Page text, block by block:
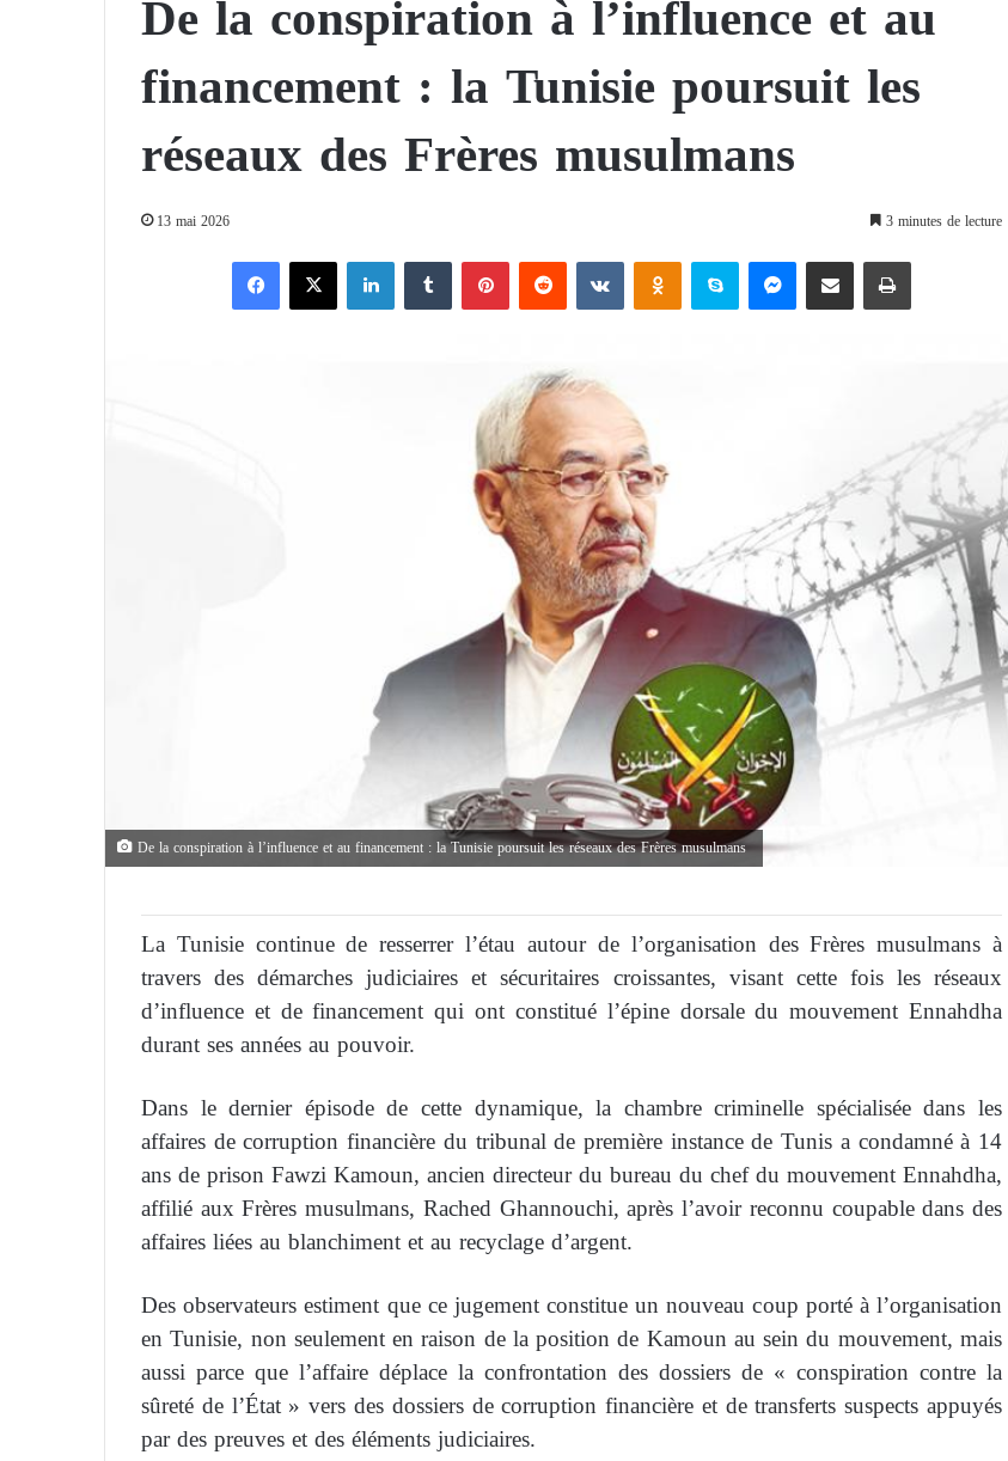
financement : la Tunisie poursuit les
réseaux des Frères musulmans
13 mai 2026 3 minutes de lecture
X
De la conspiration à l’influence et au financement : la Tunisie poursuit les réseaux des Frères musulmans
La Tunisie continue de resserrer l’étau autour de l’organisation des Frères musulmans à
travers des démarches judiciaires et sécuritaires croissantes, visant cette fois les réseaux
d’influence et de financement qui ont constitué l’épine dorsale du mouvement Ennahdha
durant ses années au pouvoir.
Dans le dernier épisode de cette dynamique, la chambre criminelle spécialisée dans les
affaires de corruption financière du tribunal de première instance de Tunis a condamné à 14
ans de prison Fawzi Kamoun, ancien directeur du bureau du chef du mouvement Ennahdha,
affilié aux Frères musulmans, Rached Ghannouchi, après l’avoir reconnu coupable dans des
affaires liées au blanchiment et au recyclage d’argent.
Des observateurs estiment que ce jugement constitue un nouveau coup porté à l’organisation
en Tunisie, non seulement en raison de la position de Kamoun au sein du mouvement, mais
aussi parce que l’affaire déplace la confrontation des dossiers de « conspiration contre la
sûreté de l’État » vers des dossiers de corruption financière et de transferts suspects appuyés
par des preuves et des éléments judiciaires.